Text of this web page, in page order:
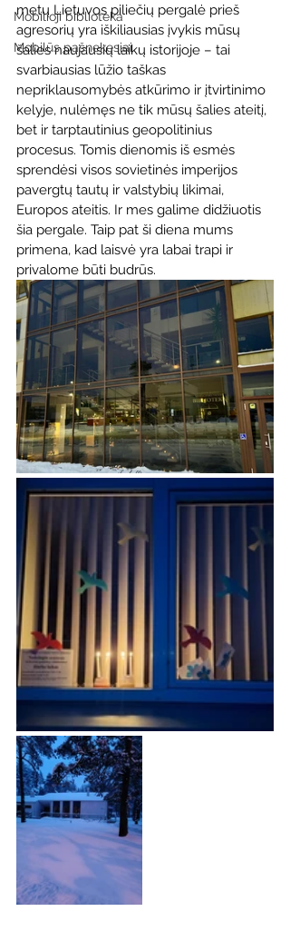
Mobilioji biblioteka
Mobilūs pašnekesiai
metų Lietuvos piliečių pergalė prieš
agresorių yra iškiliausias įvykis mūsų
šalies naujausių laikų istorijoje – tai
svarbiausias lūžio taškas
nepriklausomybės atkūrimo ir įtvirtinimo
kelyje, nulėmęs ne tik mūsų šalies ateitį,
bet ir tarptautinius geopolitinius
procesus. Tomis dienomis iš esmės
sprendėsi visos sovietinės imperijos
pavergtų tautų ir valstybių likimai,
Europos ateitis. Ir mes galime didžiuotis
šia pergale. Taip pat ši diena mums
primena, kad laisvė yra labai trapi ir
privalome būti budrūs.